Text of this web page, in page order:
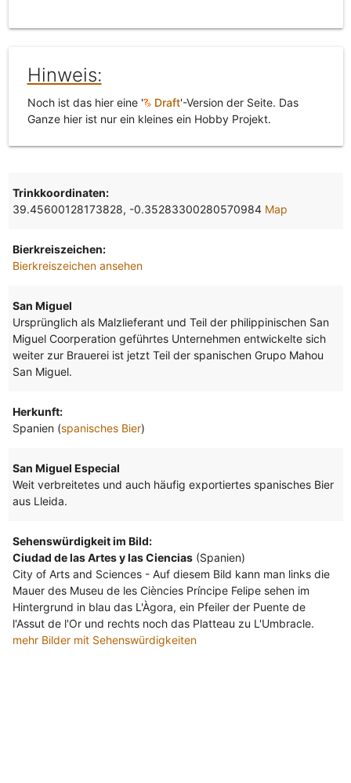
Hinweis:
Noch ist das hier eine ' Draft'-Version der Seite. Das
Ganze hier ist nur ein kleines ein Hobby Projekt.
Trinkkoordinaten:
39.45600128173828, -0.35283300280570984 Map
Bierkreiszeichen:
Bierkreiszeichen ansehen
San Miguel
Ursprünglich als Malzlieferant und Teil der philippinischen San
Miguel Coorperation geführtes Unternehmen entwickelte sich
weiter zur Brauerei ist jetzt Teil der spanischen Grupo Mahou
San Miguel.
Herkunft:
Spanien (spanisches Bier)
San Miguel Especial
Weit verbreitetes und auch häufig exportiertes spanisches Bier
aus Lleida.
Sehenswürdigkeit im Bild:
Ciudad de las Artes y las Ciencias(Spanien)
City of Arts and Sciences - Auf diesem Bild kann man links die
Mauer des Museu de les Ciències Príncipe Felipe sehen im
Hintergrund in blau das L'Àgora, ein Pfeiler der Puente de
l'Assut de l'Or und rechts noch das Platteau zu L'Umbracle.
mehr Bilder mit Sehenswürdigkeiten